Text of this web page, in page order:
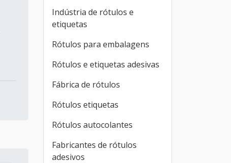
Indústria de rótulos e
etiquetas
Rótulos para embalagens
Rótulos e etiquetas adesivas
Fábrica de rótulos
Rótulos etiquetas
Rótulos autocolantes
Fabricantes de rótulos
adesivos